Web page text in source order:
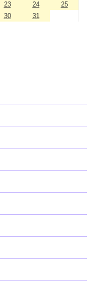
23 24
25
30 31